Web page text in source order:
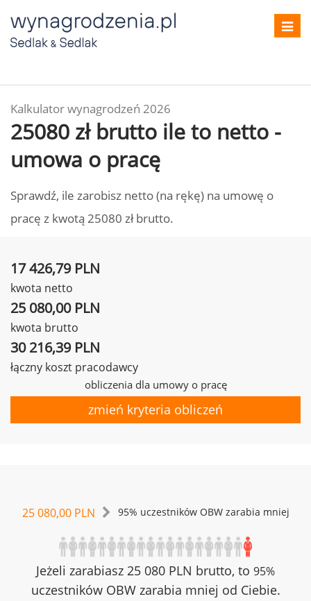
Kalkulator wynagrodzeń 2026
25080 zł brutto ile to netto -
umowa o pracę
Sprawdź, ile zarobisz netto (na rękę) na umowę o
pracę z kwotą 25080 zł brutto.
17 426,79 PLN
kwota netto
25 080,00 PLN
kwota brutto
30 216,39 PLN
łączny koszt pracodawcy
obliczenia dla umowy o pracę
zmień kryteria obliczeń
25 080,00 PLN 95% uczestników OBW zarabia mniej
Jeżeli zarabiasz 25 080 PLN brutto, to 95%
uczestników OBW zarabia mniej od Ciebie.